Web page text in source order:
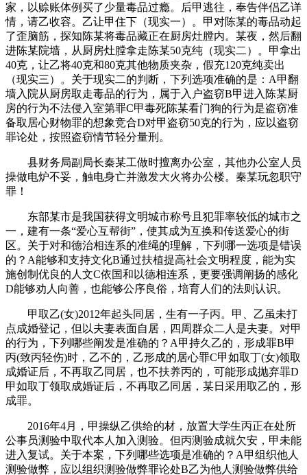
家，以赊账体例买了少量毒品过瘾。后甲逃往，奉告伴侣乙详
情，请乙收容。乙让甲住下（现实一）。甲对陈某的毒品动起
了歪脑筋，探知陈某将毒品藏正在厨房灶膛内。某夜，然后翻
进陈某院墙，从厨房灶膛拿走陈某50克纯（现实二）。甲拿出
40克，让乙将40克和80克其他物质夹杂，假充120克纯卖出
（现实三）。关于现实二的判断，下列选项准确的是：A甲翻
墙入院从厨房取走毒品的行为，属于入户盗窃B甲进入陈某厨
房的行为不法侵入室第罪C甲毒死陈某看门狗的行为是盗窃准
备取居心财物罪的想象竞合D对甲盗窃50克的行为，应以盗窃
罪论处，按照盗窃情节轻分量刑。
县财务局副局长秦某工做时擅离办公室，其他办公室人员
操做电炉不妥，触电身亡并激发大火将办公楼。秦某玩忽职守
罪！
东部某市是我国获得文明城市称号且犯罪率较低的城市之
一，建有一条“爱心互帮街”，使其成为互换和传送爱心的街
区。关于对和德治相连系的准绳的理解，下列哪一选项是错误
的？A能够和支持文化B通过扶植提高社会文明程度，能为实
施创制优良的人文C依国和以德相连系，更要强调阐扬的感化
D能够劝人向善，也能够公序良俗，培育人们的法则认识。
甲取乙(女)2012年起头同居，生有一子丙。甲、乙虽未打
点成婚登记，但以夫妻表面自居，四周群众二人是夫妻。对甲
的行为，下列哪些阐发是准确的？A甲持久乙的，形成罪B甲
丙(致丙轻伤)时，乙不的，乙形成的居心罪C甲如取丁(女)领取
成婚证后，不再取乙同居，也不扶养丙的，可能形成抛弃罪D
甲如取丁领取成婚证后，不再取乙同居，某日采用取乙的，形
成罪。
2016年4月，甲操纵乙供给的材，放置大学生丙正在处所
公事员测验中取代本人加入测验。但丙测验成就欠安，甲未能
进入复试。关于本案，下列哪些选项是准确的？A甲组织他人
测验做弊，应以组织测验做弊罪论处B乙为他人测验做弊供给